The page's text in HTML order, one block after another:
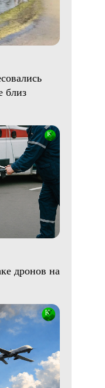
близ
дронов на